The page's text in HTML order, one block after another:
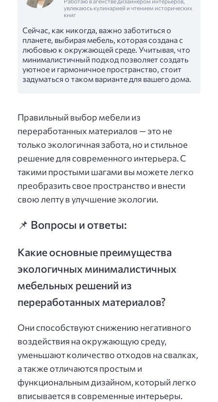
увлекаюсь кулинарией и чтением исторических
книг
Сейчас, как никогда, важно заботиться о
планете, выбирая мебель, которая создана с
любовью к окружающей среде. Учитывая, что
минималистичный подход позволяет создать
уютное и гармоничное пространство, стоит
задуматься о таком варианте для вашего дома.
Правильный выбор мебели из
переработанных материалов — это не
только экологичная забота, но и стильное
решение для современного интерьера. С
такими простыми шагами вы можете легко
преобразить свое пространство и внести
свою лепту в улучшение экологии.
📌 Вопросы и ответы:
Какие основные преимущества
экологичных минималистичных
мебельных решений из
переработанных материалов?
Они способствуют снижению негативного
воздействия на окружающую среду,
уменьшают количество отходов на свалках,
а также отличаются простым и
функциональным дизайном, который легко
вписывается в современные интерьеры.